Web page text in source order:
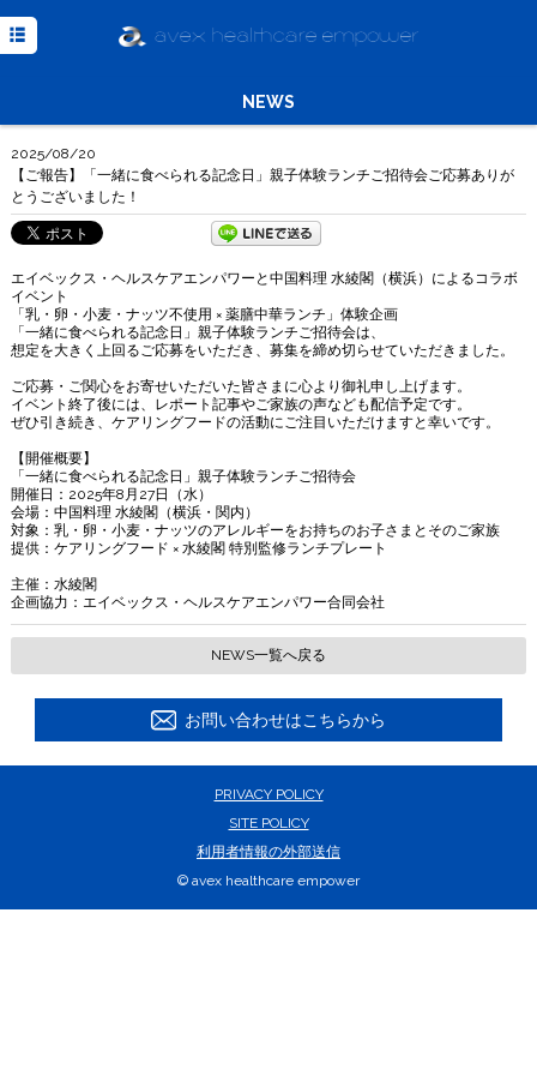
NEWS
2025/08/20
【ご報告】「一緒に食べられる記念日」親子体験ランチご招待会ご応募ありが
とうございました！
エイベックス・ヘルスケアエンパワーと中国料理 水綾閣（横浜）によるコラボ
イベント
「乳・卵・小麦・ナッツ不使用 × 薬膳中華ランチ」体験企画
「一緒に食べられる記念日」親子体験ランチご招待会は、
想定を大きく上回るご応募をいただき、募集を締め切らせていただきました。
ご応募・ご関心をお寄せいただいた皆さまに心より御礼申し上げます。
イベント終了後には、レポート記事やご家族の声なども配信予定です。
ぜひ引き続き、ケアリングフードの活動にご注目いただけますと幸いです。
【開催概要】
「一緒に食べられる記念日」親子体験ランチご招待会
開催日：2025年8月27日（水）
会場：中国料理 水綾閣（横浜・関内）
対象：乳・卵・小麦・ナッツのアレルギーをお持ちのお子さまとそのご家族
提供：ケアリングフード × 水綾閣 特別監修ランチプレート
主催：水綾閣
企画協力：エイベックス・ヘルスケアエンパワー合同会社
NEWS一覧へ戻る
お問い合わせはこちらから
PRIVACY POLICY
SITE POLICY
利用者情報の外部送信
© avex healthcare empower
MEDIA
COMPANY
Powered
Translate